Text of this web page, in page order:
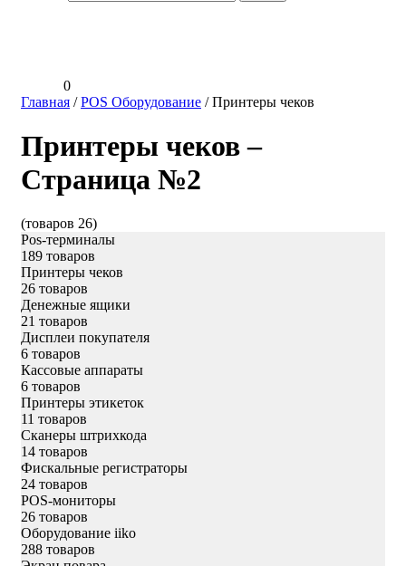
0
Главная /POS Оборудование /Принтеры чеков
Принтеры чеков –
Страница №2
(товаров 26)
Pos-терминалы
189 товаров
Принтеры чеков
26 товаров
Денежные ящики
21 товаров
Дисплеи покупателя
6 товаров
Кассовые аппараты
6 товаров
Принтеры этикеток
11 товаров
Сканеры штрихкода
14 товаров
Фискальные регистраторы
24 товаров
POS-мониторы
26 товаров
Оборудование iiko
288 товаров